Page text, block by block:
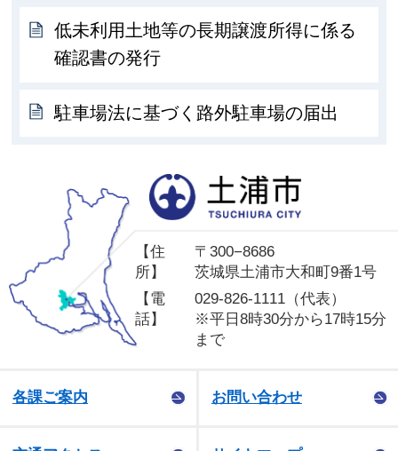
低未利用土地等の長期譲渡所得に係る
確認書の発行
駐車場法に基づく路外駐車場の届出
【住
所】
〒300−8686
茨城県土浦市大和町9番1号
【電
話】
029-826-1111（代表）
※平日8時30分から17時15分
まで
各課ご案内 お問い合わせ